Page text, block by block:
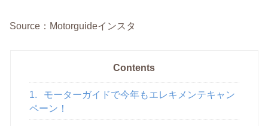
Source：Motorguideインスタ
Contents
1.
モーターガイドで今年もエレキメンテキャン
ペーン！